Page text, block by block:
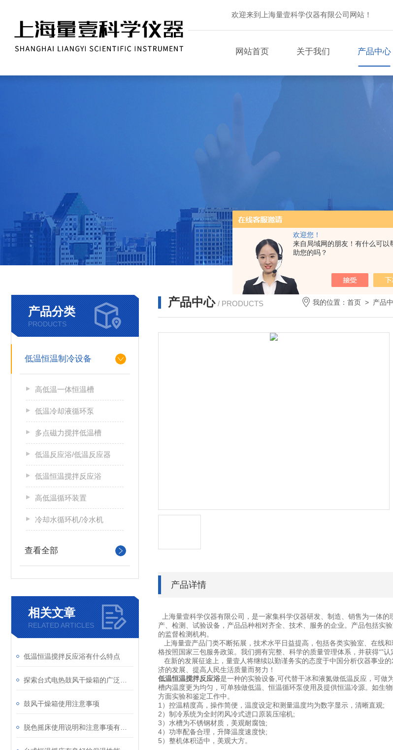
欢迎您！
来自局域网的朋友！有什么可以
助您的吗？
欢迎来到上海量壹科学仪器有限公司网站！
网站首页 关于我们 产品中心
产品分类
PRODUCTS
低温恒温制冷设备
高低温一体恒温槽
低温冷却液循环泵
多点磁力搅拌低温槽
低温反应浴/低温反应器
低温恒温搅拌反应浴
高低温循环装置
冷却水循环机/冷水机
查看全部
相关文章
RELATED ARTICLES
低温恒温搅拌反应浴有什么特点
鼓风干燥箱使用注意事项
产品中心 / PRODUCTS 我的位置： 首页 > 产品
产品详情
上海量壹科学仪器有限公司，是一家集科学仪器研发、制造、销售为一体
产、检测、试验设备，产品品种相对齐全、技术、服务的企业。产品包括实
的监督检测机构。
上海量壹产品门类不断拓展，技术水平日益提高，包括各类实验室、在线
格按照国家三包服务政策。我们拥有完整、科学的质量管理体系，并获得“”认
在新的发展征途上，量壹人将继续以勤谨务实的态度于中国分析仪器事业
济的发展、提高人民生活质量而努力！
低温恒温搅拌反应浴是一种的实验设备,可代替干冰和液氮做低温反应，可做
槽内温度更为均匀，可单独做低温、恒温循环泵使用及提供恒温冷源。如生
方面实验和鉴定工作中。
1）控温精度高，操作简便，温度设定和测量温度均为数字显示，清晰直观;
2）制冷系统为全封闭风冷式进口原装压缩机;
3）水槽为不锈钢材质，美观耐腐蚀;
4）功率配备合理，升降温度速度快;
5）整机体积适中，美观大方。